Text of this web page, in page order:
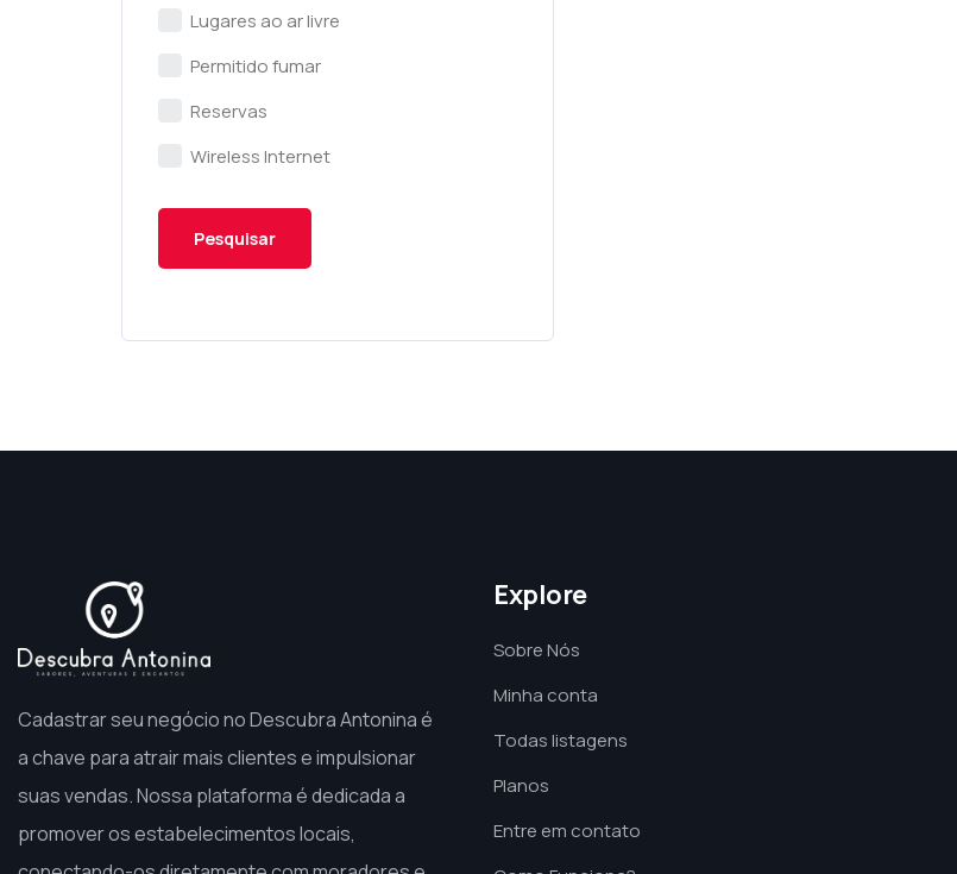
Lugares ao ar livre
Permitido fumar
Reservas
Wireless Internet
Cadastrar seu negócio no Descubra Antonina é
a chave para atrair mais clientes e impulsionar
suas vendas. Nossa plataforma é dedicada a
promover os estabelecimentos locais,
Explore
Sobre Nós
Minha conta
Todas listagens
Planos
Entre em contato